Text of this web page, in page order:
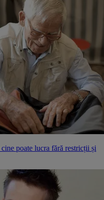
poate lucra fără restricții și